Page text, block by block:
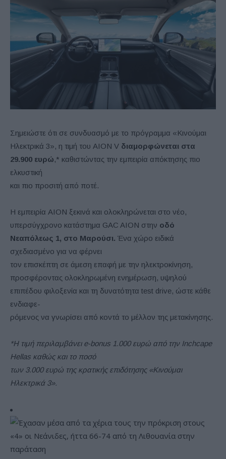
Σημειώστε ότι σε συνδυασμό με το πρόγραμμα «Κινούμαι
Ηλεκτρικά 3», η τιμή του AION V διαμορφώνεται στα
29.900 ευρώ,* καθιστώντας την εμπειρία απόκτησης πιο
ελκυστική
και πιο προσιτή από ποτέ.
Η εμπειρία AION ξεκινά και ολοκληρώνεται στο νέο,
υπερσύγχρονο κατάστημα GAC AION στην οδό
Νεαπόλεως 1, στο Μαρούσι. Ένα χώρο ειδικά
σχεδιασμένο για να φέρνει
τον επισκέπτη σε άμεση επαφή με την ηλεκτροκίνηση,
προσφέροντας ολοκληρωμένη ενημέρωση, υψηλού
επιπέδου φιλοξενία και τη δυνατότητα test drive, ώστε κάθε
ενδιαφε-
ρόμενος να γνωρίσει από κοντά το μέλλον της μετακίνησης.
*Η τιμή περιλαμβάνει e-bonus 1.000 ευρώ από την Inchcape
Hellas καθώς και το ποσό
των 3.000 ευρώ της κρατικής επιδότησης «Κινούμαι
Ηλεκτρικά 3».